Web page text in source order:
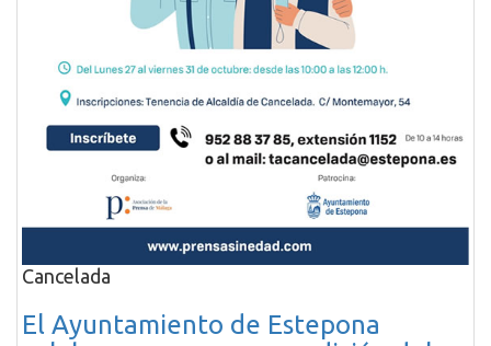
Cancelada
El Ayuntamiento de Estepona